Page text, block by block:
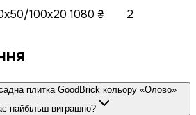
100x20 1080 ₴ 2
плитка GoodBrick кольору «Олово»
найбільш виграшно?